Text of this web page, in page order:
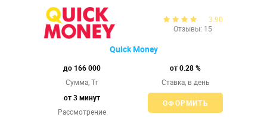
3.90
Отзывы: 15
Quick Money
до 166 000
Сумма, Tr
от 0.28 %
Ставка, в день
от 3 минут
Рассмотрение
ОФОРМИТЬ